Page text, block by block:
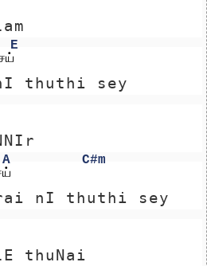
E
thuthi sey
A
C#m
nI thuthi sey
thuNai